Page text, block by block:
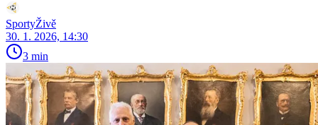
SportyŽivě
30. 1. 2026, 14:30
3 min